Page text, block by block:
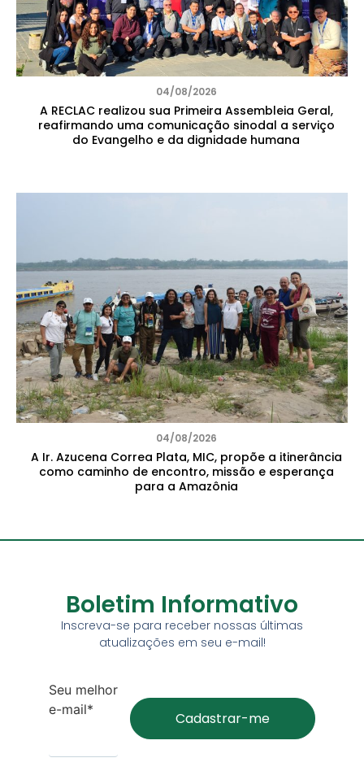
04/08/2026
A RECLAC realizou sua Primeira Assembleia Geral,
reafirmando uma comunicação sinodal a serviço
do Evangelho e da dignidade humana
04/08/2026
A Ir. Azucena Correa Plata, MIC, propõe a itinerância
como caminho de encontro, missão e esperança
para a Amazônia
Boletim Informativo
Inscreva-se para receber nossas últimas
atualizações em seu e-mail!
Seu melhor
e-mail*